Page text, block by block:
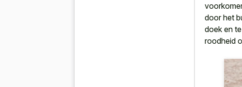
door het
doek en
roodheid